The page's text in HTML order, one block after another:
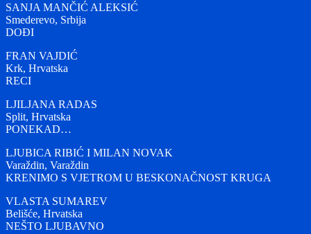
SANJA MANČIĆ ALEKSIĆ
Smederevo, Srbija
DOĐI
FRAN VAJDIĆ
Krk, Hrvatska
RECI
LJILJANA RADAS
Split, Hrvatska
PONEKAD…
LJUBICA RIBIĆ I MILAN NOVAK
Varaždin, Varaždin
KRENIMO S VJETROM U BESKONAČNOST KRUGA
VLASTA SUMAREV
Belišće, Hrvatska
NEŠTO LJUBAVNO